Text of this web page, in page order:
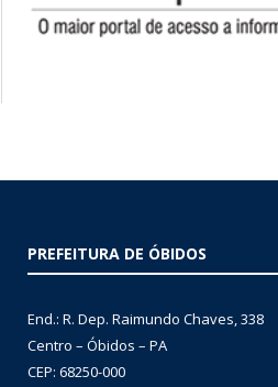
PREFEITURA DE ÓBIDOS
End.: R. Dep. Raimundo Chaves, 338
Centro – Óbidos – PA
CEP: 68250-000